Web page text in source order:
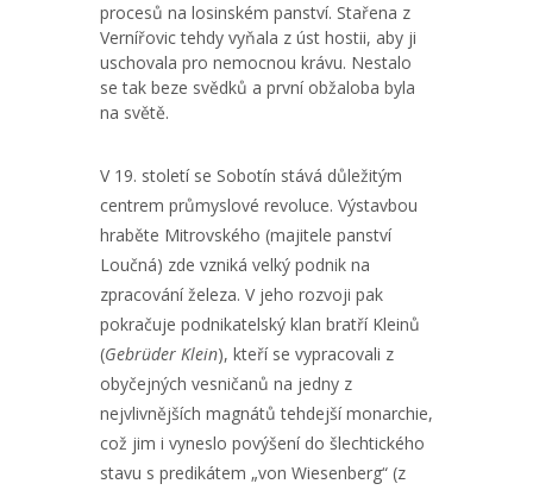
procesů na losinském panství. Stařena z
Vernířovic tehdy vyňala z úst hostii, aby ji
uschovala pro nemocnou krávu. Nestalo
se tak beze svědků a první obžaloba byla
na světě.
V 19. století se Sobotín stává důležitým
centrem průmyslové revoluce. Výstavbou
hraběte Mitrovského (majitele panství
Loučná) zde vzniká velký podnik na
zpracování železa. V jeho rozvoji pak
pokračuje podnikatelský klan bratří Kleinů
(Gebrüder Klein), kteří se vypracovali z
obyčejných vesničanů na jedny z
nejvlivnějších magnátů tehdejší monarchie,
což jim i vyneslo povýšení do šlechtického
stavu s predikátem „von Wiesenberg“ (z